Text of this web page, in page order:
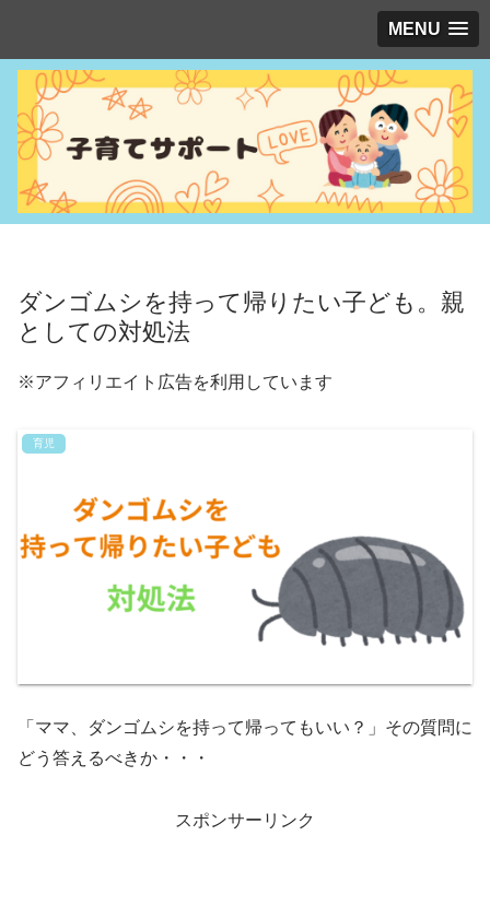
MENU
ダンゴムシを持って帰りたい子ども。親
としての対処法
※アフィリエイト広告を利用しています
育児
「ママ、ダンゴムシを持って帰ってもいい？」その質問に
どう答えるべきか・・・
スポンサーリンク